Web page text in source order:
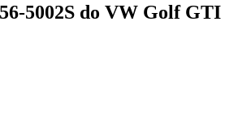
5002S do VW Golf